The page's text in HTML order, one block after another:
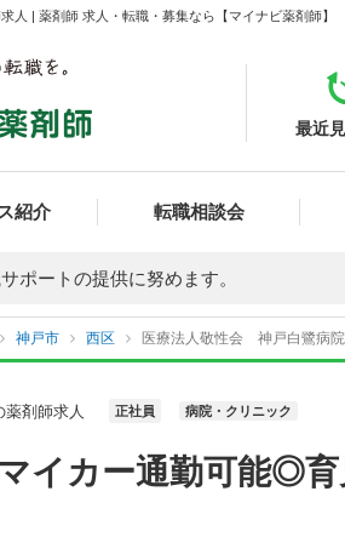
| 薬剤師 求人・転職・募集なら【マイナビ薬剤師】
最近
紹介 転職相談会
ポートの提供に努めます。
神戸市 西区 医療法人敬性会 神戸白鷺病
薬剤師求人 正社員 病院・クリニック
マイカー通勤可能◎